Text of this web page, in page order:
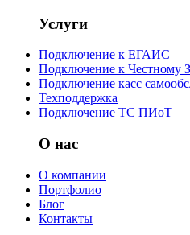
Услуги
Подключение к ЕГАИС
Подключение к Честному
Подключение касс
Техподдержка
Подключение ТС ПИоТ
О нас
О компании
Портфолио
Блог
Контакты